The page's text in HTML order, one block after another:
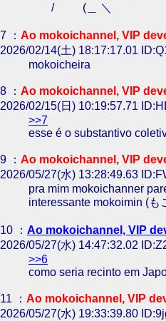
/ (＿ ＼
7 ： Ao mokoichannel, VIP
2026/02/14(土) 18:17:17.01
mokoicheira
8 ： Ao mokoichannel, VIP
2026/02/15(日) 10:19:57.71
>>7
esse é o substantivo
9 ： Ao mokoichannel, VIP
2026/05/27(水) 13:28:49.63
pra mim mokoichanner
interessante mokoimin (も
10 ： Ao mokoichannel, VIP
2026/05/27(水) 14:47:32.02
>>6
como seria recinto em
11 ： Ao mokoichannel, VIP
2026/05/27(水) 19:33:39.80